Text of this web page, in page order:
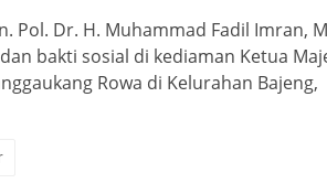
Pol. Dr. H. Muhammad Fadil Imran,
bakti sosial di kediaman Ketua
Rowa di Kelurahan Bajeng,